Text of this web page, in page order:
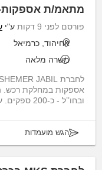
מתאמ/ת אספקות-
פורסם לפני 9 דקות ע"י
אחיהוד, כרמיאל
משרה מלאה
אספקות במחלקת רכש.
ובחו’’ל - כ-200 ספקים. עבודה מול דו’&...
הגש מועמדות